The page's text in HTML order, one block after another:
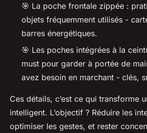
🎯 La poche frontale zippée :
objets fréquemment utilisés -
barres énergétiques.
🎯 Les poches intégrées à la
must pour garder à portée de
avez besoin en marchant - clés,
Ces détails, c’est ce qui transforme
intelligent. L’objectif ? Réduire les
optimiser les gestes, et rester